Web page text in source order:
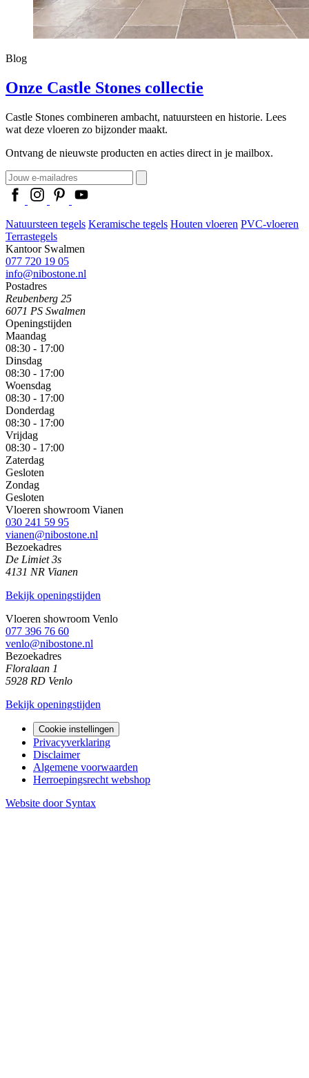
Blog
Onze Castle Stones collectie
Castle Stones combineren ambacht, natuursteen en historie. Lees
wat deze vloeren zo bijzonder maakt.
Ontvang de nieuwste producten en acties direct in je mailbox.
Natuursteen tegels Keramische tegels Houten vloeren PVC-vloeren
Terrastegels
Kantoor Swalmen
077 720 19 05
info@nibostone.nl
Postadres
Reubenberg 25
6071 PS Swalmen
Openingstijden
Maandag
08:30 - 17:00
Dinsdag
08:30 - 17:00
Woensdag
08:30 - 17:00
Donderdag
08:30 - 17:00
Vrijdag
08:30 - 17:00
Zaterdag
Gesloten
Zondag
Gesloten
Vloeren showroom Vianen
030 241 59 95
vianen@nibostone.nl
Bezoekadres
De Limiet 3s
4131 NR Vianen
Bekijk openingstijden
Vloeren showroom Venlo
077 396 76 60
venlo@nibostone.nl
Bezoekadres
Floralaan 1
5928 RD Venlo
Bekijk openingstijden
Cookie instellingen
Privacyverklaring
Disclaimer
Algemene voorwaarden
Herroepingsrecht webshop
Website door Syntax